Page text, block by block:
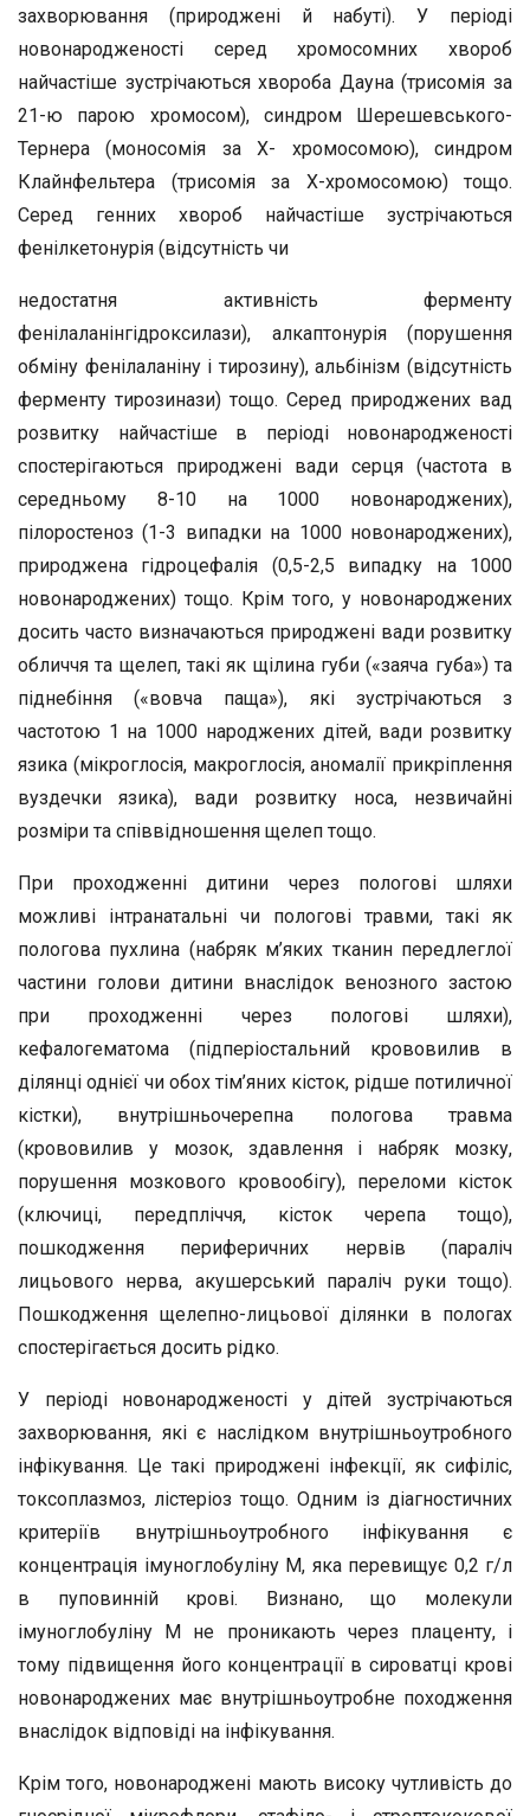
захворювання (природжені й набуті). У періоді
новонародженості серед хромосомних хвороб
найчастіше зустрічаються хвороба Дауна (трисомія за
21-ю парою хромосом), синдром Шерешевського-
Тернера (моносомія за X- хромосомою), синдром
Клайнфельтера (трисомія за Х-хромосомою) тощо.
Серед генних хвороб найчастіше зустрічаються
фенілкетонурія (відсутність чи
недостатня активність ферменту
фенілаланінгідроксилази), алкаптонурія (порушення
обміну фенілаланіну і тирозину), альбінізм (відсутність
ферменту тирозинази) тощо. Серед природжених вад
розвитку найчастіше в періоді новонародженості
спостерігаються природжені вади серця (частота в
середньому 8-10 на 1000 новонароджених),
пілоростеноз (1-3 випадки на 1000 новонароджених),
природжена гідроцефалія (0,5-2,5 випадку на 1000
новонароджених) тощо. Крім того, у новонароджених
досить часто визначаються природжені вади розвитку
обличчя та щелеп, такі як щілина губи («заяча губа») та
піднебіння («вовча паща»), які зустрічаються з
частотою 1 на 1000 народжених дітей, вади розвитку
язика (мікроглосія, макроглосія, аномалії прикріплення
вуздечки язика), вади розвитку носа, незвичайні
розміри та співвідношення щелеп тощо.
При проходженні дитини через пологові шляхи
можливі інтранатальні чи пологові травми, такі як
пологова пухлина (набряк м’яких тканин передлеглої
частини голови дитини внаслідок венозного застою
при проходженні через пологові шляхи),
кефалогематома (підперіостальний крововилив в
ділянці однієї чи обох тім’яних кісток, рідше потиличної
кістки), внутрішньочерепна пологова травма
(крововилив у мозок, здавлення і набряк мозку,
порушення мозкового кровообігу), переломи кісток
(ключиці, передпліччя, кісток черепа тощо),
пошкодження периферичних нервів (параліч
лицьового нерва, акушерський параліч руки тощо).
Пошкодження щелепно-лицьової ділянки в пологах
спостерігається досить рідко.
У періоді новонародженості у дітей зустрічаються
захворювання, які є наслідком внутрішньоутробного
інфікування. Це такі природжені інфекції, як сифіліс,
токсоплазмоз, лістеріоз тощо. Одним із діагностичних
критеріїв внутрішньоутробного інфікування є
концентрація імуноглобуліну М, яка перевищує 0,2 г/л
в пуповинній крові. Визнано, що молекули
імуноглобуліну М не проникають через плаценту, і
тому підвищення його концентрації в сироватці крові
новонароджених має внутрішньоутробне походження
внаслідок відповіді на інфікування.
Крім того, новонароджені мають високу чутливість до